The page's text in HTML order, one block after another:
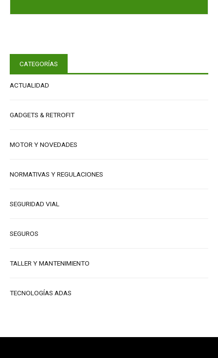
CATEGORÍAS
ACTUALIDAD
GADGETS & RETROFIT
MOTOR Y NOVEDADES
NORMATIVAS Y REGULACIONES
SEGURIDAD VIAL
SEGUROS
TALLER Y MANTENIMIENTO
TECNOLOGÍAS ADAS